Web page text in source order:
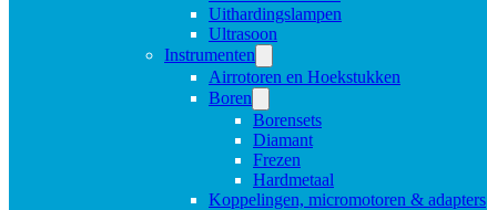
Uithardingslampen
Ultrasoon
Instrumenten
Airrotoren en Hoekstukken
Boren
Borensets
Diamant
Frezen
Hardmetaal
Koppelingen, micromotoren & adapters